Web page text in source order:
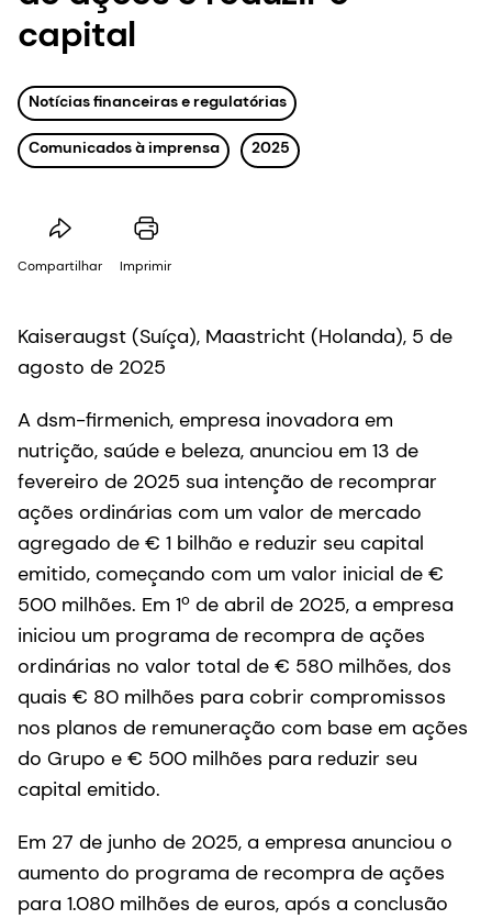
capital
Notícias financeiras e regulatórias
Comunicados à imprensa 2025
Compartilhar Imprimir
Kaiseraugst (Suíça), Maastricht (Holanda), 5 de
agosto de 2025
A dsm-firmenich, empresa inovadora em
nutrição, saúde e beleza, anunciou em 13 de
fevereiro de 2025 sua intenção de recomprar
ações ordinárias com um valor de mercado
agregado de € 1 bilhão e reduzir seu capital
emitido, começando com um valor inicial de €
500 milhões. Em 1º de abril de 2025, a empresa
iniciou um programa de recompra de ações
ordinárias no valor total de € 580 milhões, dos
quais € 80 milhões para cobrir compromissos
nos planos de remuneração com base em ações
do Grupo e € 500 milhões para reduzir seu
capital emitido.
Em 27 de junho de 2025, a empresa anunciou o
aumento do programa de recompra de ações
para 1.080 milhões de euros, após a conclusão